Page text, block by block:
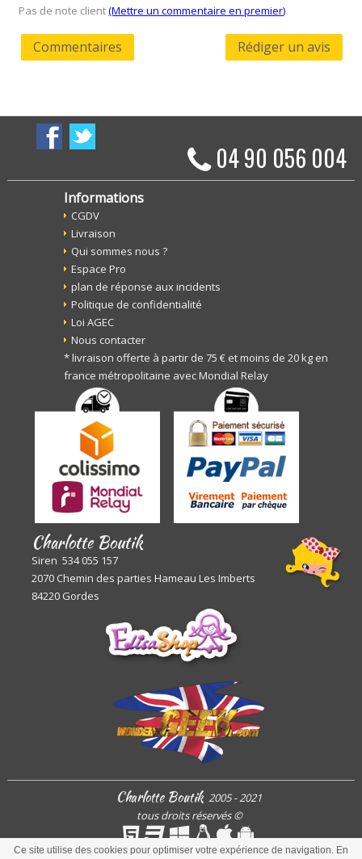
Ce site utilise des cookies pour optimiser votre expérience de navigation. En
Pas de note client(Mettre un commentaire en premier)
Commentaires Rédiger un avis
04 90 056 004
Informations
CGDV
Livraison
Qui sommes nous ?
Espace Pro
plan de réponse aux incidents
Politique de confidentialité
Loi AGEC
Nous contacter
* livraison offerte à partir de 75 € et moins de 20 kg en
france métropolitaine avec Mondial Relay
Charlotte Boutik
Siren 534 055 157
2070 Chemin des parties Hameau Les Imberts
84220 Gordes
Charlotte Boutik 2005 - 2021
tous droits réservés©